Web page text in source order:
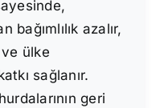
bağımlılık azalır,
ülke
sağlanır.
geri